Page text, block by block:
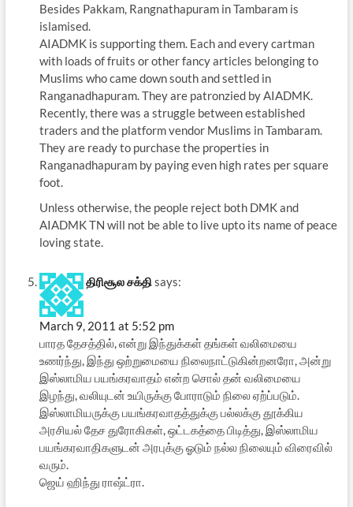
Besides Pakkam, Rangnathapuram in Tambaram is
islamised.
AIADMK is supporting them. Each and every cartman
with loads of fruits or other fancy articles belonging to
Muslims who came down south and settled in
Ranganadhapuram. They are patronzied by AIADMK.
Recently, there was a struggle between established
traders and the platform vendor Muslims in Tambaram.
They are ready to purchase the properties in
Ranganadhapuram by paying even high rates per square
foot.
Unless otherwise, the people reject both DMK and
AIADMK TN will not be able to live upto its name of peace
loving state.
திரிசூல சக்திsays:
March 9, 2011 at 5:52 pm
பாரத தேசத்தில், என்று இந்துக்கள் தங்கள் வலிமையை
உணர்ந்து, இந்து ஒற்றுமையை நிலைநாட்டுகின்றனரோ, அன்று
இஸ்லாமிய பயங்கரவாதம் என்ற சொல் தன் வலிமையை
இழந்து, வலியுடன் உயிருக்கு போராடும் நிலை ஏற்ப்படும்.
இஸ்லாமியருக்கு பயங்கரவாதத்துக்கு பல்லக்கு தூக்கிய
அரசியல் தேச துரோகிகள், ஒட்டகத்தை பிடித்து, இஸ்லாமிய
பயங்கரவாதிகளுடன் அரபுக்கு ஓடும் நல்ல நிலையும் விரைவில்
வரும்.
ஜெய் ஹிந்து ராஷ்ட்ரா.